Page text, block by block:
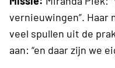
vernieuwingen”. Haar
veel spullen uit de
aan: “en daar zijn we